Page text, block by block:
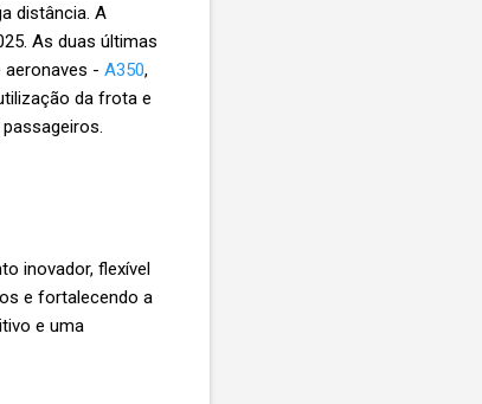
distância. A
As duas últimas
aeronaves - A350,
da frota e
inovador, flexível
e fortalecendo a
e uma